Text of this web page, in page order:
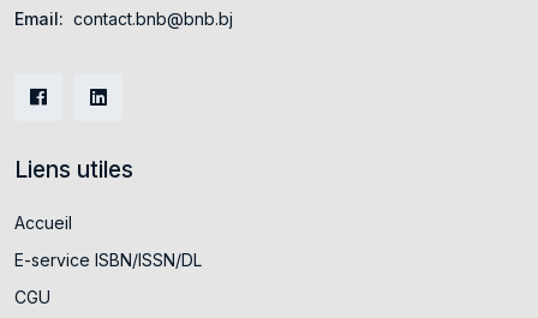
Email: contact.bnb@bnb.bj
Liens utiles
Accueil
E-service ISBN/ISSN/DL
CGU